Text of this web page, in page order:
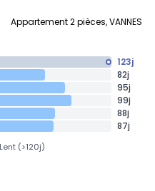
Appartement 2 pièces, VANNES
123j
82j
95j
99j
88j
87j
Lent (>120j)